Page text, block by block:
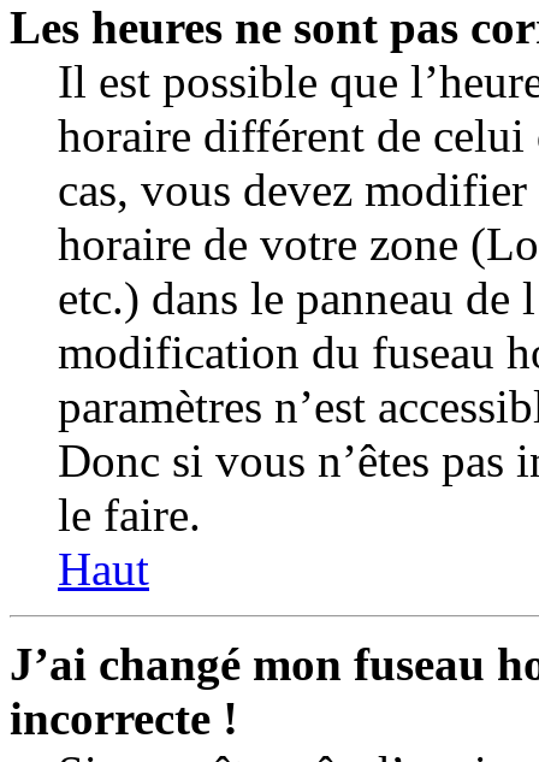
Les heures ne sont pas
Il est possible que
horaire différent de celui
cas, vous devez
horaire de votre zone
etc.) dans le panneau
modification du fuseau
paramètres n’est
Donc si vous n’êtes pas
le faire.
Haut
J’ai changé mon fuseau
incorrecte !